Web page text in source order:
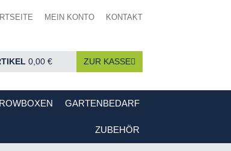
MEIN KONTO KONTAKT
0,00 € ZUR KASSE
GARTENBEDARF
ZUBEHÖR